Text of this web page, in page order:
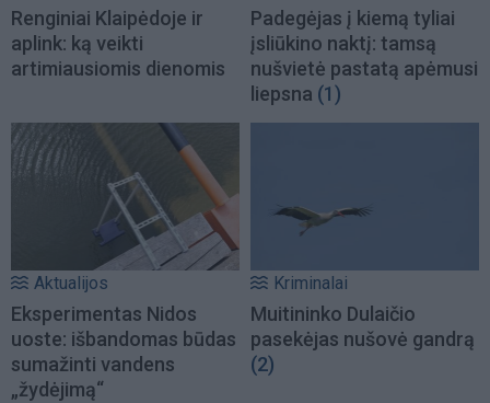
Renginiai Klaipėdoje ir
aplink: ką veikti
artimiausiomis dienomis
Padegėjas į kiemą tyliai
įsliūkino naktį: tamsą
nušvietė pastatą apėmusi
liepsna (1)
Aktualijos
Eksperimentas Nidos
uoste: išbandomas būdas
sumažinti vandens
„žydėjimą“
Kriminalai
Muitininko Dulaičio
pasekėjas nušovė gandrą
(2)